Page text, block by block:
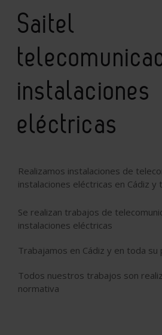
Saitel
instalaciones
eléctricas
Realizamos instalaciones de
instalaciones eléctricas en Cádiz y
Se realizan trabajos de
instalaciones eléctricas
Trabajamos en Cádiz y en toda su
Todos nuestros trabajos son
normativa